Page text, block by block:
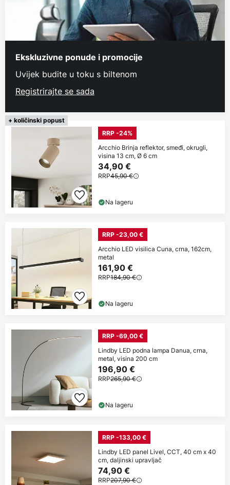
Ekskluzivne ponude i promocije
Uvijek budite u toku s biltenom
Registrirajte se sada
+ količinski popust
RRP -24%
Arcchio Brinja reflektor, smeđi, okrugli,
visina 13 cm, Ø 6 cm
34,90 €
RRP45,90 €
Na lageru
RRP -23,00 €
Arcchio LED visilica Cuna, crna, 162cm,
metal
161,90 €
RRP184,90 €
Na lageru
RRP -69,00 €
Lindby LED podna lampa Danua, crna,
metal, visina 200 cm
196,90 €
RRP265,90 €
Na lageru
RRP -133,00 €
Lindby LED panel Livel, CCT, 40 cm x 40
cm, daljinski upravljač
74,90 €
RRP207,90 €